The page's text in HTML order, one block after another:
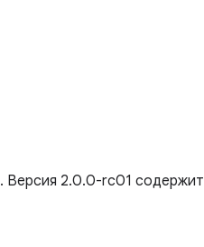
. Версия 2.0.0-rc01 содержит